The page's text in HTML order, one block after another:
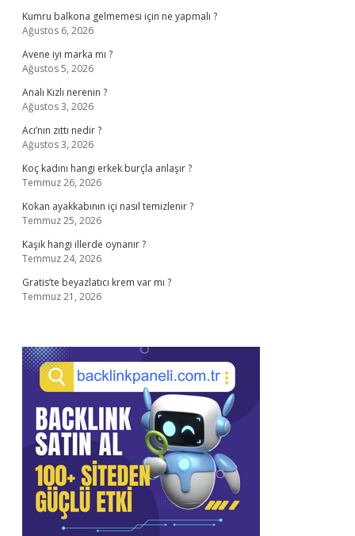
Kumru balkona gelmemesi için ne yapmalı ?
Ağustos 6, 2026
Avene iyi marka mı ?
Ağustos 5, 2026
Analı Kızlı nerenin ?
Ağustos 3, 2026
Acı’nın zıttı nedir ?
Ağustos 3, 2026
Koç kadını hangi erkek burçla anlaşır ?
Temmuz 26, 2026
Kokan ayakkabının içi nasıl temizlenir ?
Temmuz 25, 2026
Kaşık hangi illerde oynanır ?
Temmuz 24, 2026
Gratis’te beyazlatıcı krem var mı ?
Temmuz 21, 2026